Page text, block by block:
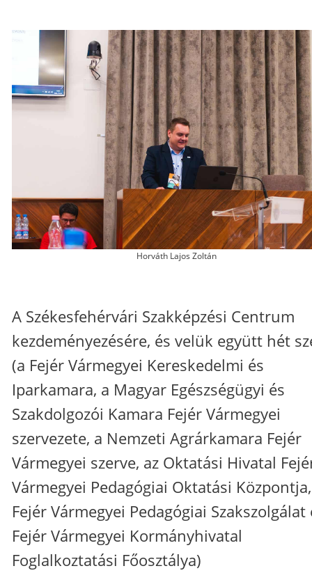
Horváth Lajos Zoltán
A Székesfehérvári Szakképzési Centrum
kezdeményezésére, és velük együtt hét
(a Fejér Vármegyei Kereskedelmi és
Iparkamara, a Magyar Egészségügyi és
Szakdolgozói Kamara Fejér Vármegyei
szervezete, a Nemzeti Agrárkamara Fejér
Vármegyei szerve, az Oktatási Hivatal
Vármegyei Pedagógiai Oktatási
Fejér Vármegyei Pedagógiai Szakszolgálat
Fejér Vármegyei Kormányhivatal
Foglalkoztatási Főosztálya)